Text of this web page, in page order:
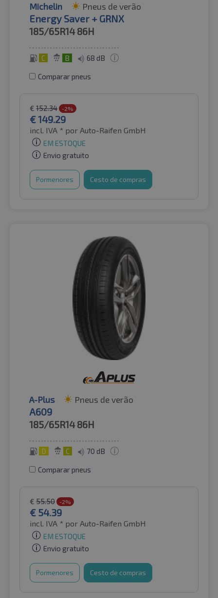
Michelin Pneus de verão
Energy Saver + GRNX
185/65R14 86H
C B 68 dB
Comparar pneus
€ 152.34 -2%
€149.29
incl. IVA * por Auto-Raifen GmbH
EM ESTOQUE
Envio gratuito
Pormenores Cesto de compras
A-Plus Pneus de verão
A609
185/65R14 86H
D C 70 dB
Comparar pneus
€ 55.50 -2%
€ 54.39
incl. IVA * por Auto-Raifen GmbH
EM ESTOQUE
Envio gratuito
Pormenores Cesto de compras